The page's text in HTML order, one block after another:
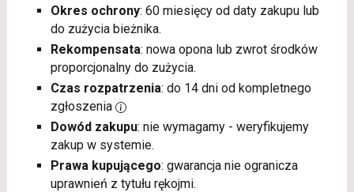
Okres ochrony: 60 miesięcy od daty zakupu lub
do zużycia bieżnika.
Rekompensata: nowa opona lub zwrot środków
proporcjonalny do zużycia.
Czas rozpatrzenia: do 14 dni od kompletnego
zgłoszenia
Dowód zakupu: nie wymagamy - weryfikujemy
zakup w systemie.
Prawa kupującego: gwarancja nie ogranicza
uprawnień z tytułu rękojmi.